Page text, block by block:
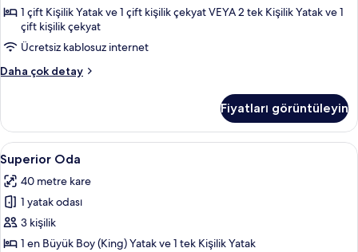
1 çift Kişilik Yatak ve 1 çift kişilik çekyat VEYA 2 tek Kişilik Yatak ve 1
çift kişilik çekyat
Ücretsiz kablosuz internet
Daha çok detay
Standard
fazla
detay
Fiyatları görüntüleyin
Superior
Oda
için
tüm
fotoğrafları
görün
Superior Oda | Kaliteli yatak takımı,
9
Superior Oda
40 metre kare
1 yatak odası
3 kişilik
1 en Büyük Boy (King) Yatak ve 1 tek Kişilik Yatak